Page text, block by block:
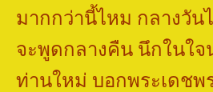
มากกว่านี้ไหม กลางวัน
จะพูดกลางคืน นึกในใจ
ท่านใหม่ บอกพระเดช